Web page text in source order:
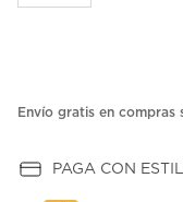
Envío gratis en compras
PAGA CON